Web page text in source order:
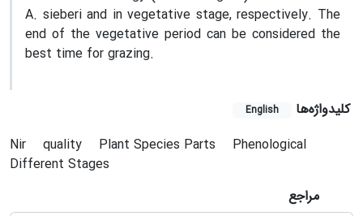
A. sieberi and in vegetative stage, respectively. The
end of the vegetative period can be considered the
best time for grazing.
کلیدواژه‌ها English
Nir quality Plant Species Parts
Phenological
Different Stages
مراجع